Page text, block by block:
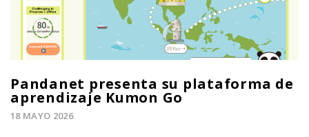
Pandanet presenta su plataforma de
aprendizaje Kumon Go
18 MAYO 2026